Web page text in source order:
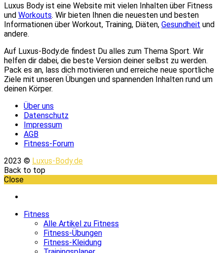
Luxus Body ist eine Website mit vielen Inhalten über Fitness
und Workouts. Wir bieten Ihnen die neuesten und besten
Informationen über Workout, Training, Diäten, Gesundheit und
andere.
Auf Luxus-Body.de findest Du alles zum Thema Sport. Wir
helfen dir dabei, die beste Version deiner selbst zu werden.
Pack es an, lass dich motivieren und erreiche neue sportliche
Ziele mit unseren Übungen und spannenden Inhalten rund um
deinen Körper.
Über uns
Datenschutz
Impressum
AGB
Fitness-Forum
2023 © Luxus-Body.de
Back to top
Close
Fitness
Alle Artikel zu Fitness
Fitness-Übungen
Fitness-Kleidung